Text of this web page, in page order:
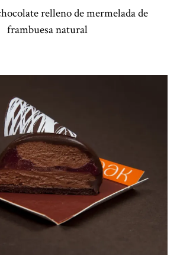
relleno de mermelada de
frambuesa natural